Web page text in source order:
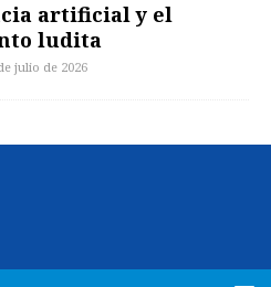
artificial y el
ludita
julio de 2026